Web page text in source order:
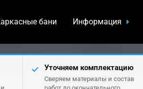
бани Информация
Уточняем комплектацию
Сверяем материалы и состав